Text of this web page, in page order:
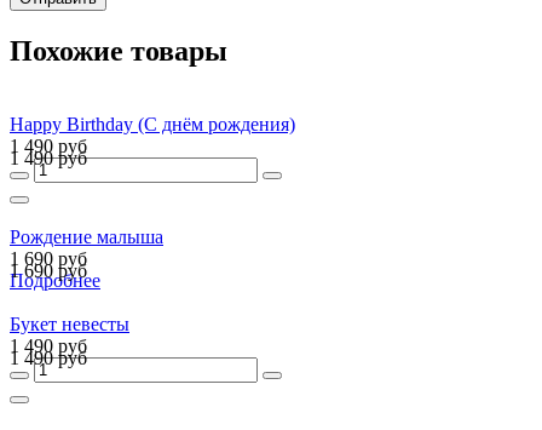
Похожие товары
Happy Birthday (С днём рождения)
1 490 руб
1 490 руб
Рождение малыша
1 690 руб
1 690 руб
Подробнее
Букет невесты
1 490 руб
1 490 руб